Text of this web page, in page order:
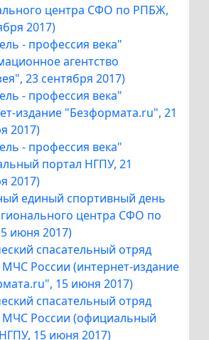
центра СФО по РПБЖ,
2017)
- профессия века"
агентство
23 сентября 2017)
- профессия века"
издание "Безформата.ru", 21
2017)
- профессия века"
портал НГПУ, 21
2017)
единый спортивный день
центра СФО по
июня 2017)
спасательный отряд
МЧС России (интернет-издание
15 июня 2017)
спасательный отряд
МЧС России (официальный
15 июня 2017)